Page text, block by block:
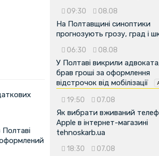
09:30 08.08
На Полтавщині синоптики
прогнозують грозу, град і
06:30 08.08
У Полтаві викрили
брав гроші за оформлення
відстрочок від мобілізації
19:50 07.08
Як вибрати вживаний
Apple в інтернет-магазині
tehnoskarb.ua
18:30 07.08